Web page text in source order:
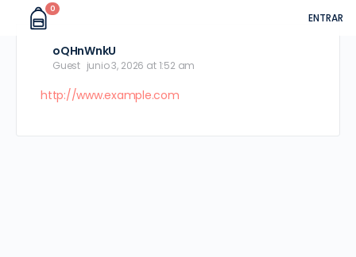
0
ENTRAR
oQHnWnkU
Guest junio 3, 2026 at 1:52 am
http://www.example.com